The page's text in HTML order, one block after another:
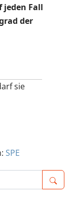
jeden Fall
der
sie
SPE